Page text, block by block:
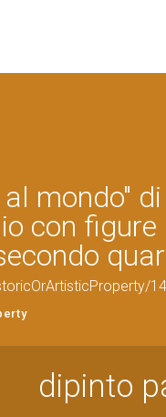
mondo"
con
dipinto